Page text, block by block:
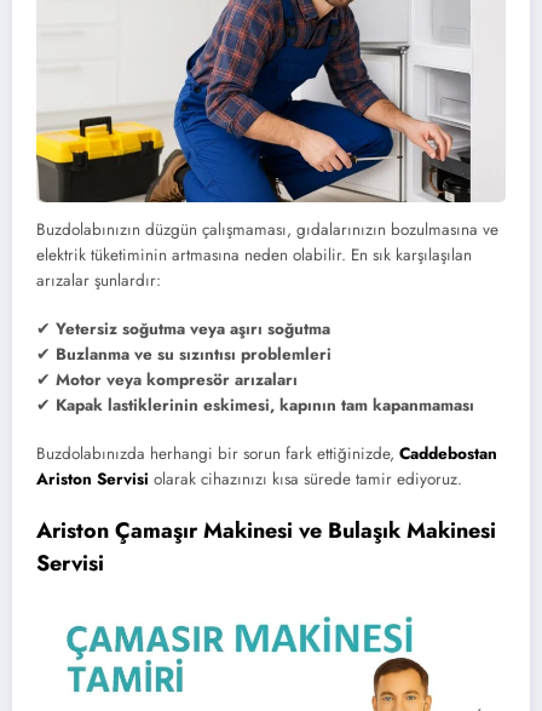
Buzdolabınızın düzgün çalışmaması, gıdalarınızın bozulmasına ve
elektrik tüketiminin artmasına neden olabilir. En sık karşılaşılan
arızalar şunlardır:
✔ Yetersiz soğutma veya aşırı soğutma
✔ Buzlanma ve su sızıntısı problemleri
✔ Motor veya kompresör arızaları
✔ Kapak lastiklerinin eskimesi, kapının tam kapanmaması
Buzdolabınızda herhangi bir sorun fark ettiğinizde, Caddebostan
Ariston Servisi olarak cihazınızı kısa sürede tamir ediyoruz.
Ariston Çamaşır Makinesi ve Bulaşık Makinesi
Servisi